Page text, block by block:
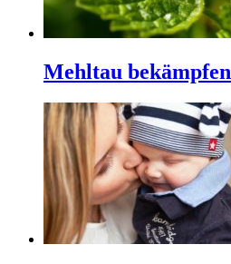
Mehltau bekämpfen